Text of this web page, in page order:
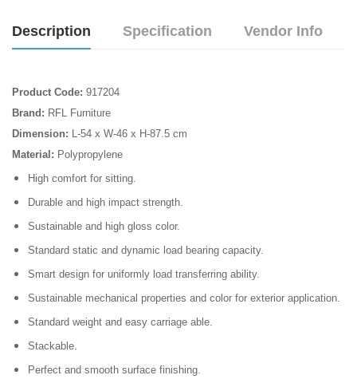
Description Specification Vendor Info
Product Code: 917204
Brand: RFL Furniture
Dimension: L-54 x W-46 x H-87.5 cm
Material: Polypropylene
High comfort for sitting.
Durable and high impact strength.
Sustainable and high gloss color.
Standard static and dynamic load bearing capacity.
Smart design for uniformly load transferring ability.
Sustainable mechanical properties and color for exterior application.
Standard weight and easy carriage able.
Stackable.
Perfect and smooth surface finishing.